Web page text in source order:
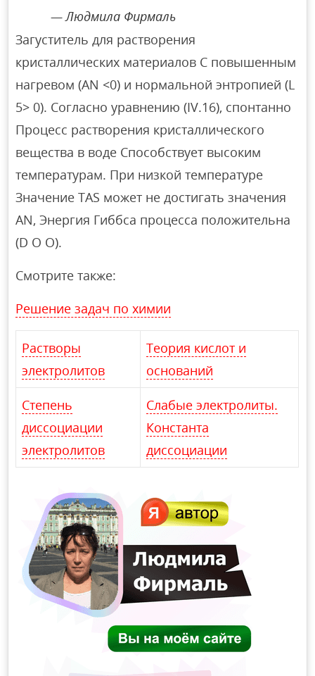
Людмила Фирмаль
Загуститель для растворения
кристаллических материалов С повышенным
нагревом (AN <0) и нормальной энтропией (L
5> 0). Согласно уравнению (IV.16), спонтанно
Процесс растворения кристаллического
вещества в воде Способствует высоким
температурам. При низкой температуре
Значение TAS может не достигать значения
AN, Энергия Гиббса процесса положительна
(D O O).
Смотрите также:
Решение задач по химии
Растворы
электролитов
Теория кислот и
оснований
Степень
диссоциации
электролитов
Слабые электролиты.
Константа
диссоциации